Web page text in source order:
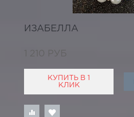
ИЗАБЕЛЛА
1 210 РУБ
КУПИТЬ В 1
КЛИК